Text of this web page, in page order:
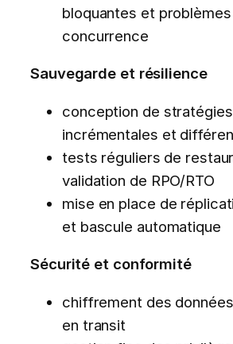
bloquantes et
concurrence
Sauvegarde et résilience
conception de
incrémentales et
tests réguliers de
validation de RPO/RTO
mise en place de
et bascule automatique
Sécurité et conformité
chiffrement des
en transit